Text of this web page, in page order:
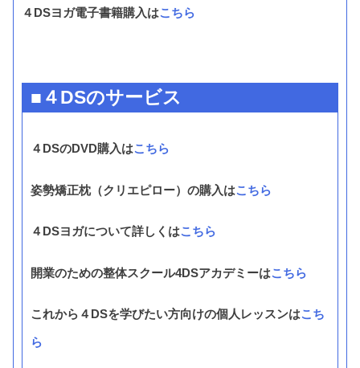
４DSヨガ電子書籍購入はこちら
■４DSのサービス
４DSのDVD購入はこちら
姿勢矯正枕（クリエピロー）の購入はこちら
４DSヨガについて詳しくはこちら
開業のための整体スクール4DSアカデミーはこちら
これから４DSを学びたい方向けの個人レッスンはこち
ら